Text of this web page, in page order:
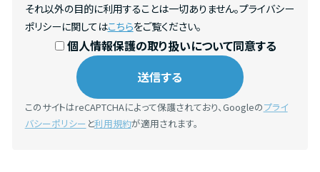
それ以外の目的に利用することは一切ありません。プライバシー
ポリシーに関してはこちらをご覧ください。
個人情報保護の取り扱いについて同意する
このサイトはreCAPTCHAによって保護されており、Googleのプライ
バシーポリシー と利用規約が適用されます。